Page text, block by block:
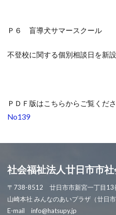
Ｐ６ 盲導犬サマースクール
不登校に関する個別相談日を新設
ＰＤＦ版はこちらからご覧く
No139
社会福祉法人廿日市市
〒738-8512 廿日市市新宮一丁目13
山崎本社 みんなのあいプラザ（廿日
E-mail info@hatsupy.jp